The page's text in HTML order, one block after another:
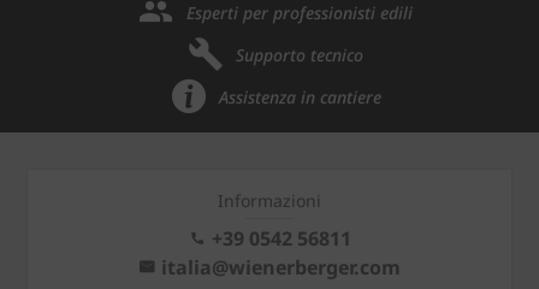
Esperti per professionisti edili
Supporto tecnico
Assistenza in cantiere
Informazioni
+39 0542 56811
italia@wienerberger.com